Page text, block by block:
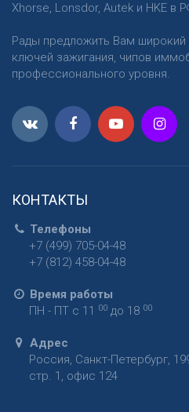
Xhorse, Lonsdor, Autek и HKE в
Рады предложить Вам широкий
ключей зажигания, чипов
профессионального уровня.
КОНТАКТЫ
Телефоны
+7 (499) 705-04-48
+7 (812) 458-04-48
Время работы
ПН - ПТ с 11
00 до 18 00
Адрес
Россия, Санкт-Петербург,
стр. 1, офис 124